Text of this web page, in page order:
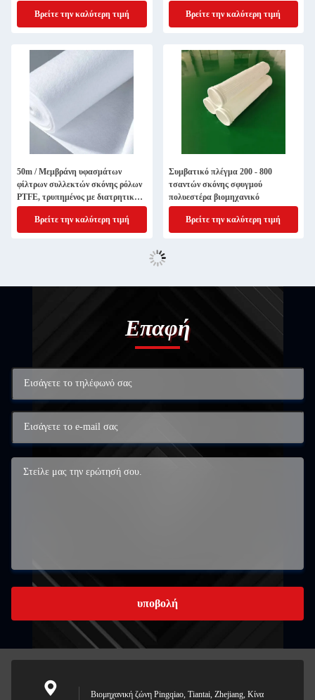
αποδοτικότητα φιλτραρίσματος
Βρείτε την καλύτερη τιμή
υφανθείς διατρήσεων βελόνων
αισθητός
Βρείτε την καλύτερη τιμή
50m / Μεμβράνη υφασμάτων
φίλτρων συλλεκτών σκόνης ρόλων
PTFE, τρυπημένος με διατρητική
μηχανή βελόνα πολυεστέρας
αισθητός
Βρείτε την καλύτερη τιμή
Συμβατικό πλέγμα 200 - 800
τσαντών σκόνης σφυγμού
πολυεστέρα βιομηχανικό
Βρείτε την καλύτερη τιμή
Επαφή
υποβολή
Βιομηχανική ζώνη Pingqiao, Tiantai, Zhejiang, Κίνα